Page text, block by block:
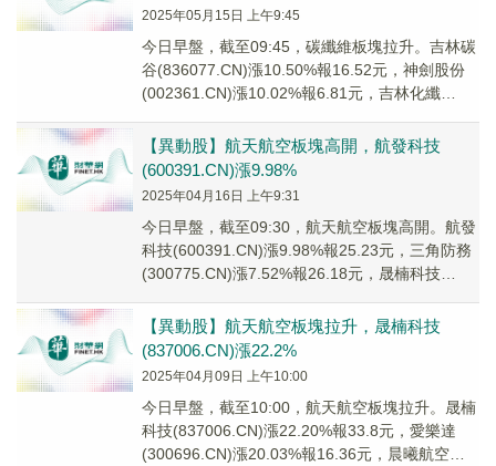
2025年05月15日 上午9:45
今日早盤，截至09:45，碳纖維板塊拉升。吉林碳
谷(836077.CN)漲10.50%報16.52元，神劍股份
(002361.CN)漲10.02%報6.81元，吉林化纖
【異動股】航天航空板塊高開，航發科技
(600391.CN)漲9.98%
2025年04月16日 上午9:31
今日早盤，截至09:30，航天航空板塊高開。航發
科技(600391.CN)漲9.98%報25.23元，三角防務
(300775.CN)漲7.52%報26.18元，晟楠科技
【異動股】航天航空板塊拉升，晟楠科技
(837006.CN)漲22.2%
2025年04月09日 上午10:00
今日早盤，截至10:00，航天航空板塊拉升。晟楠
科技(837006.CN)漲22.20%報33.8元，愛樂達
(300696.CN)漲20.03%報16.36元，晨曦航空